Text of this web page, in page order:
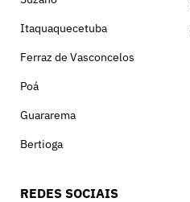
Itaquaquecetuba
Ferraz de Vasconcelos
Poá
Guararema
Bertioga
REDES SOCIAIS